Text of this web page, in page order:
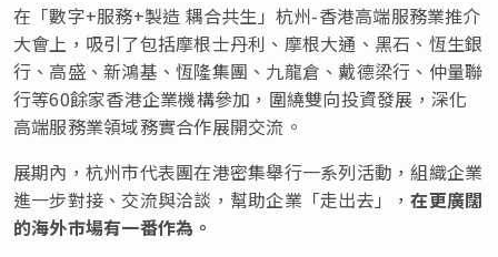
在「數字+服務+製造 耦合共生」杭州-香港高端服務業推介
大會上，吸引了包括摩根士丹利、摩根大通、黑石、恆生銀
行、高盛、新鴻基、恆隆集團、九龍倉、戴德梁行、仲量聯
行等60餘家香港企業機構參加，圍繞雙向投資發展，深化
高端服務業領域務實合作展開交流。
展期內，杭州市代表團在港密集舉行一系列活動，組織企業
進一步對接、交流與洽談，幫助企業「走出去」，在更廣闊
的海外市場有一番作為。